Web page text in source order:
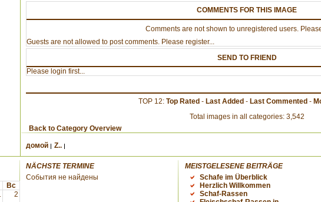
COMMENTS FOR THIS IMAGE
Comments are not shown to unregistered users.
Guests are not allowed to post comments. Please register...
SEND TO FRIEND
Please login first...
TOP 12: Top Rated- Last Added- Last Commented-
Total images in all categories: 3,542
Back to Category Overview
домой Z..
Вс
2
NÄCHSTE TERMINE
События не найдены
MEISTGELESENE BEITRÄGE
Schafe im Überblick
Herzlich Willkommen
Schaf-Rassen